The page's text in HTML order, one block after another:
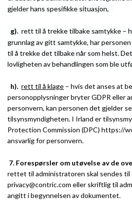
gjelder hans spesifikke situasjon,
g). rett til å trekke tilbake samtykke –
grunnlag av gitt samtykke, har
til å trekke det tilbake når som helst.
lovligheten av behandlingen som ble
h). rett til å klage – hvis det anses at
personopplysninger bryter GDPR eller
personvern, kan personen det gjelder
tilsynsmyndigheten. I Irland er
Protection Commission (DPC) https://
ansvarlig for personvern.
7. Forespørsler om utøvelse av de
rettet til administratoren skal sendes til
privacy@contric.com eller skriftlig til
angitt i begynnelsen av dokumentet.